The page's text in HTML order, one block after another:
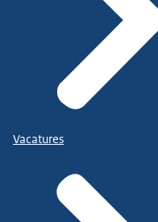
Vacatures